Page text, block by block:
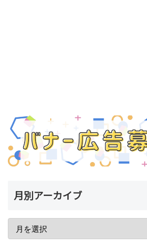
月別アーカイブ